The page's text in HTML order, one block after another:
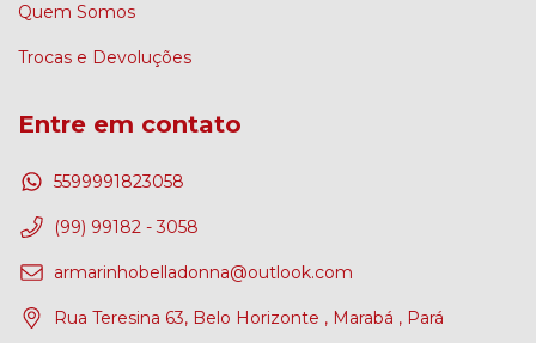
Quem Somos
Trocas e Devoluções
Entre em contato
5599991823058
(99) 99182 - 3058
armarinhobelladonna@outlook.com
Rua Teresina 63, Belo Horizonte , Marabá , Pará